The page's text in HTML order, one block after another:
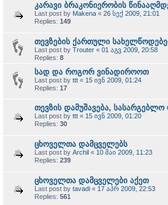
კარავი ბრაკონიერობის
Last post by Makena « 26 სექ 2009, 21:01
Replies: 149
თევზების ქართული
Last post by Trouter « 01 აგვ 2009, 20:58
Replies: 8
სად და როგორ ვინადიროოთ
Last post by ttt « 15 ივნ 2009, 01:24
Replies: 17
თევზის დამუშავება, სასარგებლო
Last post by ttt « 15 ივნ 2009, 01:20
Replies: 30
ცხოველთა დამცველებს
Last post by Archil « 10 მაი 2009, 11:23
Replies: 239
ცხოველთა დამცველები აქეთ
Last post by tavadi « 17 აპრ 2009, 22:53
Replies: 561